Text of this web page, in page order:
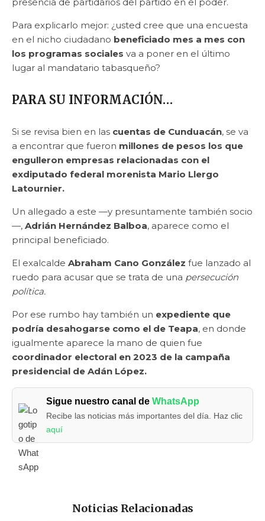
presencia de partidarios del partido en el poder.
Para explicarlo mejor: ¿usted cree que una encuesta
en el nicho ciudadano beneficiado mes a mes con
los programas sociales va a poner en el último
lugar al mandatario tabasqueño?
PARA SU INFORMACIÓN…
Si se revisa bien en las cuentas de Cunduacán, se va
a encontrar que fueron millones de pesos los que
engulleron empresas relacionadas con el
exdiputado federal morenista Mario Llergo
Latournier.
Un allegado a este —y presuntamente también socio
—, Adrián Hernández Balboa, aparece como el
principal beneficiado.
El exalcalde Abraham Cano González fue lanzado al
ruedo para acusar que se trata de una persecución
política.
Por ese rumbo hay también un expediente que
podría desahogarse como el de Teapa, en donde
igualmente aparece la mano de quien fue
coordinador electoral en 2023 de la campaña
presidencial de Adán López.
Sigue nuestro canal deWhatsApp
Recibe las noticias más importantes del día. Haz clic
aquí
Noticias Relacionadas